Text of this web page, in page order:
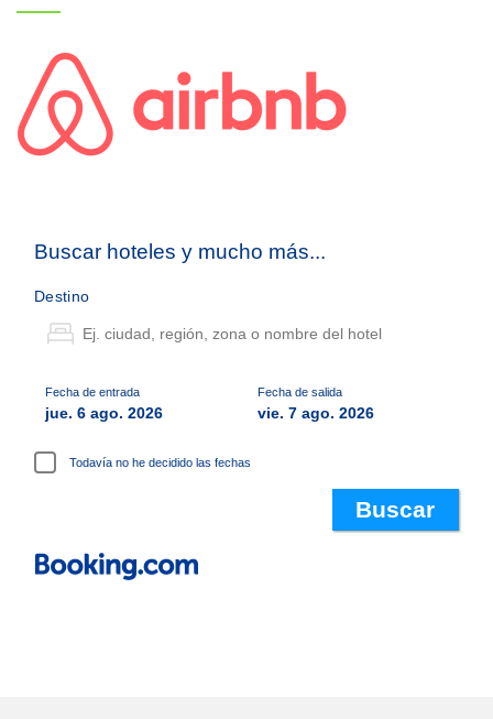
Buscar hoteles y mucho más...
Destino
Fecha de entrada
jue. 6 ago. 2026
Fecha de salida
vie. 7 ago. 2026
Todavía no he decidido las fechas